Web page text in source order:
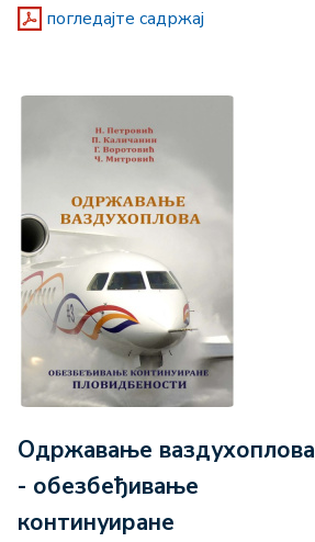
погледајте садржај
Одржавање ваздухоплова
- обезбеђивање
континуиране